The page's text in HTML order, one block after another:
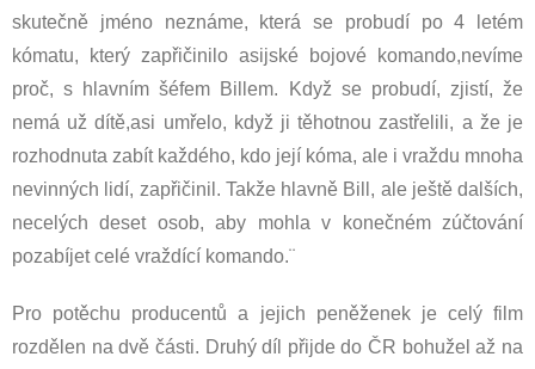
skutečně jméno neznáme, která se probudí po 4 letém
kómatu, který zapřičinilo asijské bojové komando,nevíme
proč, s hlavním šéfem Billem. Když se probudí, zjistí, že
nemá už dítě,asi umřelo, když ji těhotnou zastřelili, a že je
rozhodnuta zabít každého, kdo její kóma, ale i vraždu mnoha
nevinných lidí, zapřičinil. Takže hlavně Bill, ale ještě dalších,
necelých deset osob, aby mohla v konečném zúčtování
pozabíjet celé vraždící komando.¨
Pro potěchu producentů a jejich peněženek je celý film
rozdělen na dvě části. Druhý díl přijde do ČR bohužel až na